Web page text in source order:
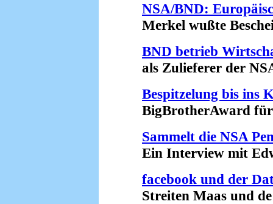
NSA/BND:
Merkel wußte
BND betrieb
als Zulieferer der
Bespitzelung bis ins
BigBrotherAward für
Sammelt die NSA
Ein Interview mit
facebook und der
Streiten Maas und de